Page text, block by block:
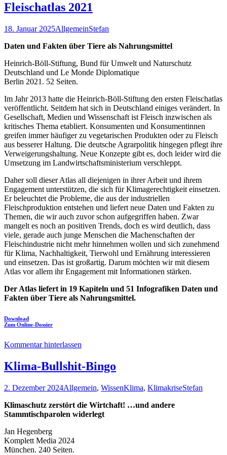
Fleischatlas 2021
18. Januar 2025AllgemeinStefan
Daten und Fakten über Tiere als Nahrungsmittel
Heinrich-Böll-Stiftung, Bund für Umwelt und Naturschutz
Deutschland und Le Monde Diplomatique
Berlin 2021. 52 Seiten.
Im Jahr 2013 hatte die Heinrich-Böll-Stiftung den ersten Fleischatlas
veröffentlicht. Seitdem hat sich in Deutschland einiges verändert. In
Gesellschaft, Medien und Wissenschaft ist Fleisch inzwischen als
kritisches Thema etabliert. Konsumenten und Konsumentinnen
greifen immer häufiger zu vegetarischen Produkten oder zu Fleisch
aus besserer Haltung. Die deutsche Agrarpolitik hingegen pflegt ihre
Verweigerungshaltung. Neue Konzepte gibt es, doch leider wird die
Umsetzung im Landwirtschaftsministerium verschleppt.
Daher soll dieser Atlas all diejenigen in ihrer Arbeit und ihrem
Engagement unterstützen, die sich für Klimagerechtigkeit einsetzen.
Er beleuchtet die Probleme, die aus der industriellen
Fleischproduktion entstehen und liefert neue Daten und Fakten zu
Themen, die wir auch zuvor schon aufgegriffen haben. Zwar
mangelt es noch an positiven Trends, doch es wird deutlich, dass
viele, gerade auch junge Menschen die Machenschaften der
Fleischindustrie nicht mehr hinnehmen wollen und sich zunehmend
für Klima, Nachhaltigkeit, Tierwohl und Ernährung interessieren
und einsetzen. Das ist großartig. Darum möchten wir mit diesem
Atlas vor allem ihr Engagement mit Informationen stärken.
Der Atlas liefert in 19 Kapiteln und 51 Infografiken Daten und
Fakten über Tiere als Nahrungsmittel.
Download
Zum Online-Dossier
Kommentar hinterlassen
Klima-Bullshit-Bingo
2. Dezember 2024Allgemein, WissenKlima, KlimakriseStefan
Klimaschutz zerstört die Wirtchaft! …und andere
Stammtischparolen widerlegt
Jan Hegenberg
Komplett Media 2024
München. 240 Seiten.